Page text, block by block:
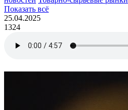
Показать всё
25.04.2025
1324